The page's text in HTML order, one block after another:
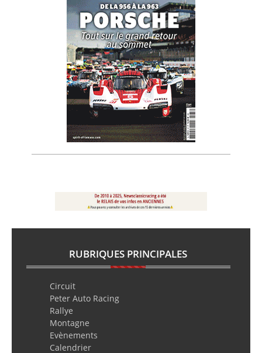
RUBRIQUES PRINCIPALES
Circuit
Peter Auto Racing
Rallye
Montagne
Evènements
Calendrier